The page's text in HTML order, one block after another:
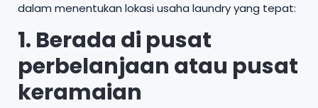
dalam menentukan lokasi usaha laundry yang tepat:
1. Berada di pusat
perbelanjaan atau pusat
keramaian